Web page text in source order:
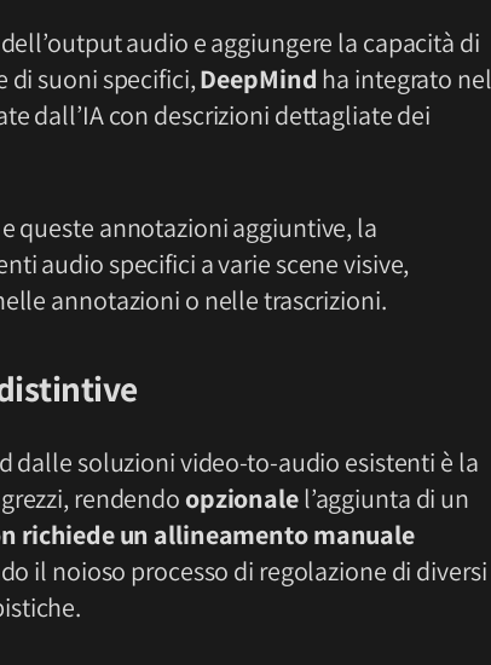
audio e aggiungere la capacità di
di suoni specifici,DeepMind ha integrato nel
dall’IA con descrizioni dettagliate dei
queste annotazioni aggiuntive, la
audio specifici a varie scene visive,
annotazioni o nelle trascrizioni.
dalle soluzioni video-to-audio esistenti è la
rendendoopzionalel’aggiunta di un
richiede un allineamento manuale
il noioso processo di regolazione di diversi